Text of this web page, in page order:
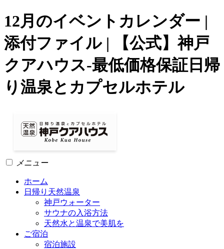
12月のイベントカレンダー |
添付ファイル | 【公式】神戸
クアハウス-最低価格保証日帰
り温泉とカプセルホテル
メニュー
ホーム
日帰り天然温泉
神戸ウォーター
サウナの入浴方法
天然水と温泉で美肌を
ご宿泊
宿泊施設